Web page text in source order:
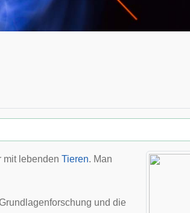
mit lebenden Tieren. Man
Grundlagenforschung und die